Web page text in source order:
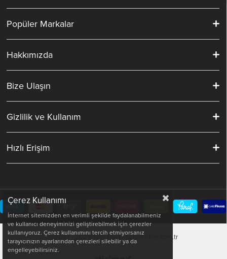
Popüler Markalar
Hakkımızda
Bize Ulaşın
Gizlilik ve Kullanım
Hızlı Erişim
©2007 - 2025 Tüm Hakkı Saklıdır. İles.com.tr
Çerez Kullanımı
İnternet sitemizden en verimli şekilde faydalanabilmeniz
ve kullanıcı deneyiminizi geliştirebilmek için çerezler
kullanıyoruz. Çerez kullanımını tercih etmiyorsanız
tarayıcınızın ayarlarından çerezleri silebilir ya da
engelleyebilirsiniz.